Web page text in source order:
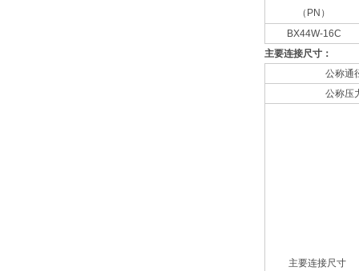
（PN）
BX44W-16C
主要连接尺寸：
公称通
公称压
主要连接尺寸